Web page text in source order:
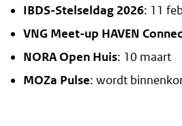
IBDS-Stelseldag 2026: 11
VNG Meet-up HAVEN
NORA Open Huis: 10 maart
MOZa Pulse: wordt